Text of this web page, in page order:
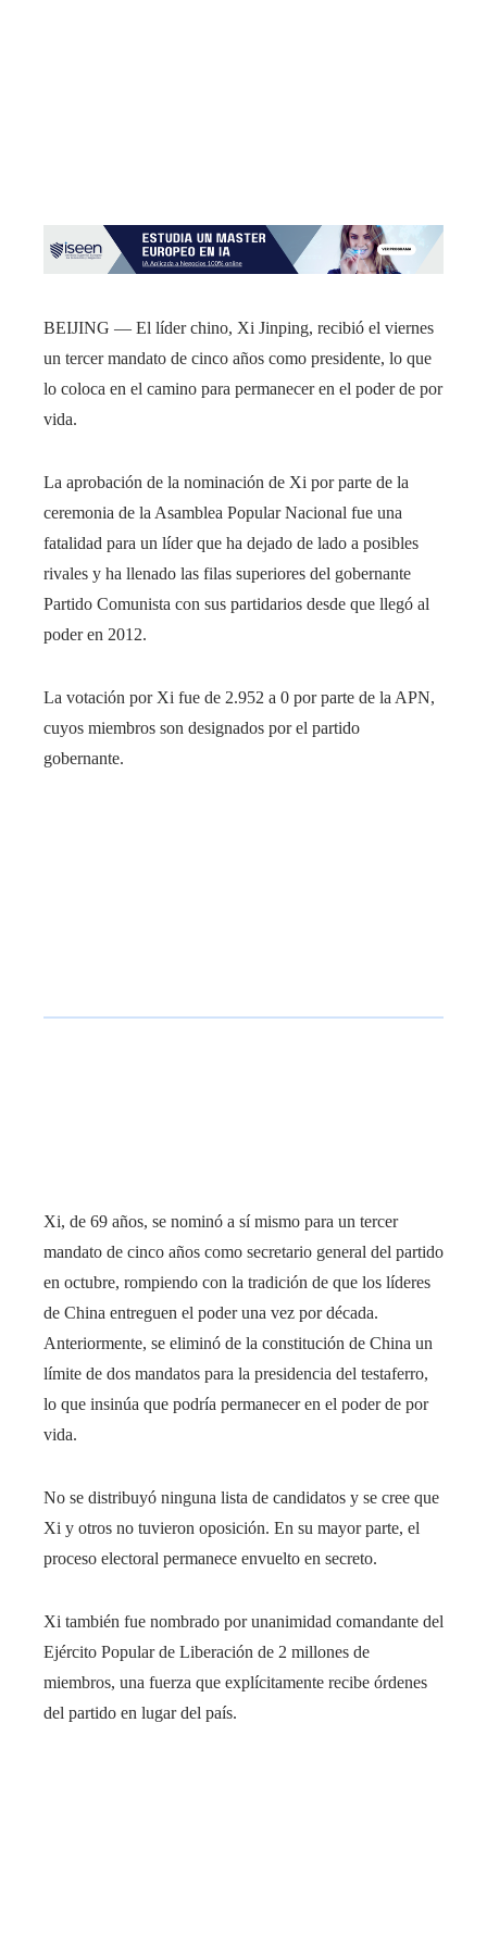
BEIJING — El líder chino, Xi Jinping, recibió el viernes
un tercer mandato de cinco años como presidente, lo que
lo coloca en el camino para permanecer en el poder de por
vida.
La aprobación de la nominación de Xi por parte de la
ceremonia de la Asamblea Popular Nacional fue una
fatalidad para un líder que ha dejado de lado a posibles
rivales y ha llenado las filas superiores del gobernante
Partido Comunista con sus partidarios desde que llegó al
poder en 2012.
La votación por Xi fue de 2.952 a 0 por parte de la APN,
cuyos miembros son designados por el partido
gobernante.
Xi, de 69 años, se nominó a sí mismo para un tercer
mandato de cinco años como secretario general del partido
en octubre, rompiendo con la tradición de que los líderes
de China entreguen el poder una vez por década.
Anteriormente, se eliminó de la constitución de China un
límite de dos mandatos para la presidencia del testaferro,
lo que insinúa que podría permanecer en el poder de por
vida.
No se distribuyó ninguna lista de candidatos y se cree que
Xi y otros no tuvieron oposición. En su mayor parte, el
proceso electoral permanece envuelto en secreto.
Xi también fue nombrado por unanimidad comandante del
Ejército Popular de Liberación de 2 millones de
miembros, una fuerza que explícitamente recibe órdenes
del partido en lugar del país.